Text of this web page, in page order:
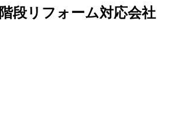
階段リフォーム対応会社